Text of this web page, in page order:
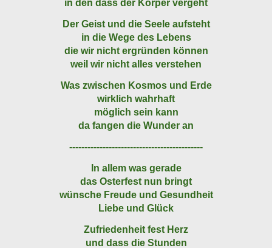
in den dass der Körper vergeht
Der Geist und die Seele aufsteht
in die Wege des Lebens
die wir nicht ergründen können
weil wir nicht alles verstehen
Was zwischen Kosmos und Erde
wirklich wahrhaft
möglich sein kann
da fangen die Wunder an
--------------------------------------------
In allem was gerade
das Osterfest nun bringt
wünsche Freude und Gesundheit
Liebe und Glück
Zufriedenheit fest Herz
und dass die Stunden